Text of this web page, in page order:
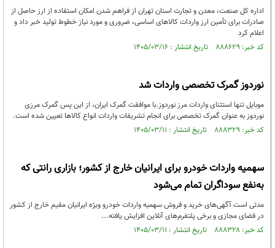
اداره کل صنعت، معدن و تجارت استان تهران از فراهم شدن امکان استفاده از ارز حاصل از
صادرات برای تأمین ارز واردات کالاهای اساسی، ضروری و مورد نیاز خطوط تولید خبر داد و
اعلام کرد
کد خبر: ۸۸۸۶۲۹ تاریخ انتشار : ۱۴۰۵/۰۳/۱۶
نوردوز گمرک تخصصی واردات شد
موبایل تنها استثنای واردات مرز نوردوز.با موافقت گمرک ایران، از این پس گمرک مرزی
نوردوز به عنوان گمرک تخصصی برای انجام تشریفات واردات انواع کالاها تعیین شده است.
کد خبر: ۸۸۸۳۲۹ تاریخ انتشار : ۱۴۰۵/۰۳/۱۱
سهمیه واردات خودرو برای ایرانیان خارج از کشور؛ بازاری رانتی که
به‌نفع سوداگران تمام می‌شود
مدتی است آگهی‌های خرید و فروش سهمیه واردات خودرو ویژه ایرانیان مقیم خارج از کشور
در فضای مجازی و برخی پلتفرم‌های آنلاین افزایش یافته...
کد خبر: ۸۸۸۳۲۸ تاریخ انتشار : ۱۴۰۵/۰۳/۱۱